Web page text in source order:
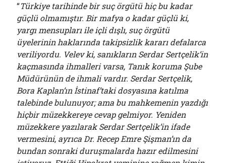
“Türkiye tarihinde bir suç örgütü hiç bu kadar
güçlü olmamıştır. Bir mafya o kadar güçlü ki,
yargı mensupları ile içli dışlı, suç örgütü
üyelerinin haklarında takipsizlik kararı defalarca
veriliyordu. Velev ki, sanıkların Serdar Sertçelik’in
kaçmasında ihmalleri varsa, Tanık koruma Şube
Müdürünün de ihmali vardır. Serdar Sertçelik,
Bora Kaplan’ın İstinaf’taki dosyasına katılma
talebinde bulunuyor; ama bu mahkemenin yazdığı
hiçbir müzekkereye cevap gelmiyor. Yeniden
müzekkere yazılarak Serdar Sertçelik’in ifade
vermesini, ayrıca Dr. Recep Emre Şişman’ın da
bundan sonraki duruşmalarda hazır edilmesini